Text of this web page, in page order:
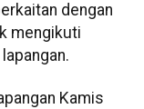
dengan
mengikuti
Kamis